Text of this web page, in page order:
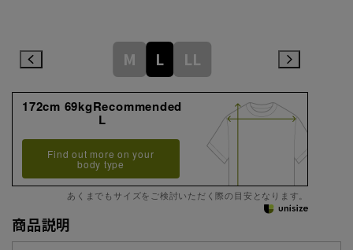
M L LL
172cm 69kgRecommended
L
Find out more on your
body type
あくまでもサイズをご検討いただく際の目安となります。
商品説明